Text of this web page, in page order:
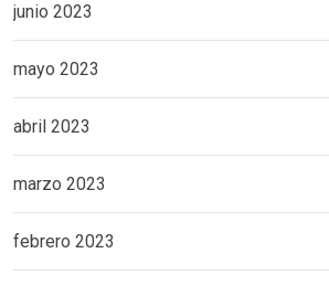
junio 2023
mayo 2023
abril 2023
marzo 2023
febrero 2023